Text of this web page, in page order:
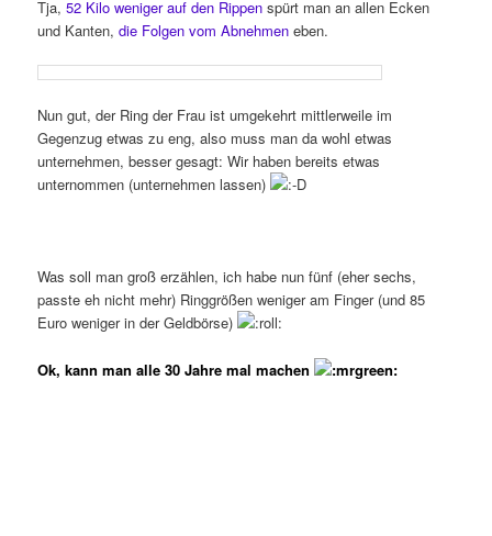
Tja,52 Kilo weniger auf den Rippen spürt man an allen Ecken
und Kanten,die Folgen vom Abnehmen eben.
Nun gut, der Ring der Frau ist umgekehrt mittlerweile im
Gegenzug etwas zu eng, also muss man da wohl etwas
unternehmen, besser gesagt: Wir haben bereits etwas
unternommen (unternehmen lassen)
Was soll man groß erzählen, ich habe nun fünf (eher sechs,
passte eh nicht mehr) Ringgrößen weniger am Finger (und 85
Euro weniger in der Geldbörse)
Ok, kann man alle 30 Jahre mal machen